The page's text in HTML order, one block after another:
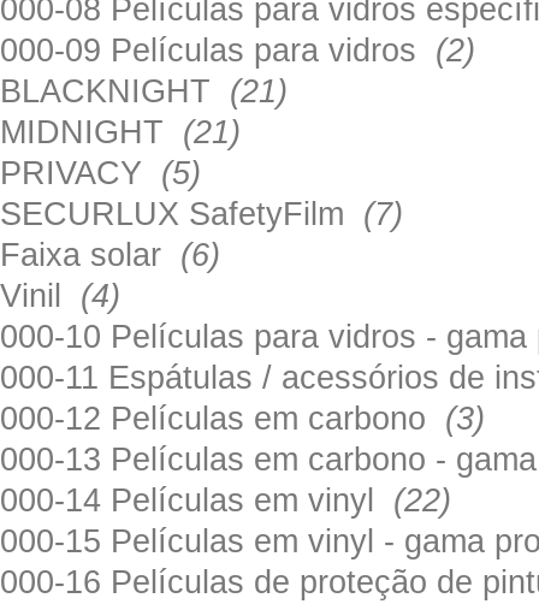
000-08 Películas para vidros
000-09 Películas para vidros (2)
BLACKNIGHT (21)
MIDNIGHT (21)
PRIVACY (5)
SECURLUX SafetyFilm (7)
Faixa solar (6)
Vinil (4)
000-10 Películas para vidros -
000-11 Espátulas / acessórios de
000-12 Películas em carbono (3)
000-13 Películas em carbono -
000-14 Películas em vinyl (22)
000-15 Películas em vinyl - gama
000-16 Películas de proteção de